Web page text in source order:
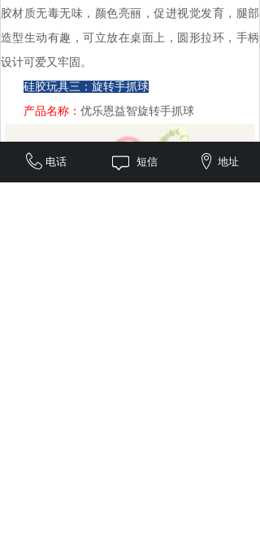
胶材质无毒无味，颜色亮丽，促进视觉发育，腿部
造型生动有趣，可立放在桌面上，圆形拉环，手柄
设计可爱又牢固。
硅胶玩具三：旋转手抓球
产品名称： 优乐恩益智旋转手抓球
电话 短信 地址